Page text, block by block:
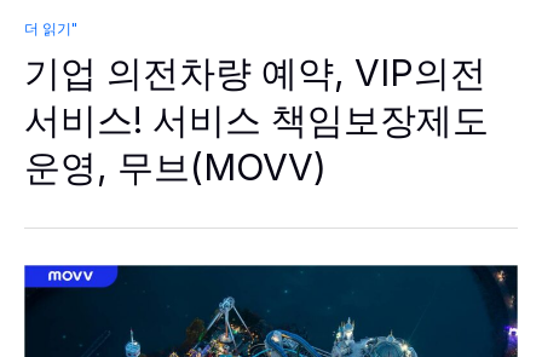
기
의
전
량
예
약,
VIP
의
서
스!
서
더 읽기"
기업 의전차량 예약, VIP의전
서비스! 서비스 책임보장제도
운영, 무브(MOVV)